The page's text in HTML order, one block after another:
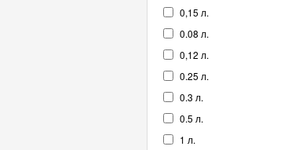
0,15 л.
0.08 л.
0,12 л.
0.25 л.
0.3 л.
0.5 л.
1 л.